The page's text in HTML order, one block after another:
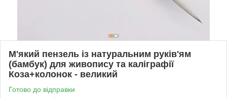
М'який пензель із натуральним руків'ям
(бамбук) для живопису та каліграфії
Коза+колонок - великий
Готово до відправки